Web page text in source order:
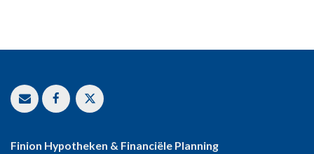
Finion Hypotheken & Financiële Planning